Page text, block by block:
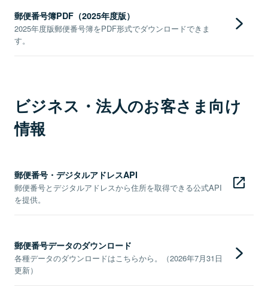
郵便番号簿PDF（2025年度版）
2025年度版郵便番号簿をPDF形式でダウンロードできま
す。
ビジネス・法人のお客さま向け
情報
郵便番号・デジタルアドレスAPI
郵便番号とデジタルアドレスから住所を取得できる公式API
を提供。
郵便番号データのダウンロード
各種データのダウンロードはこちらから。（2026年7月31日
更新）